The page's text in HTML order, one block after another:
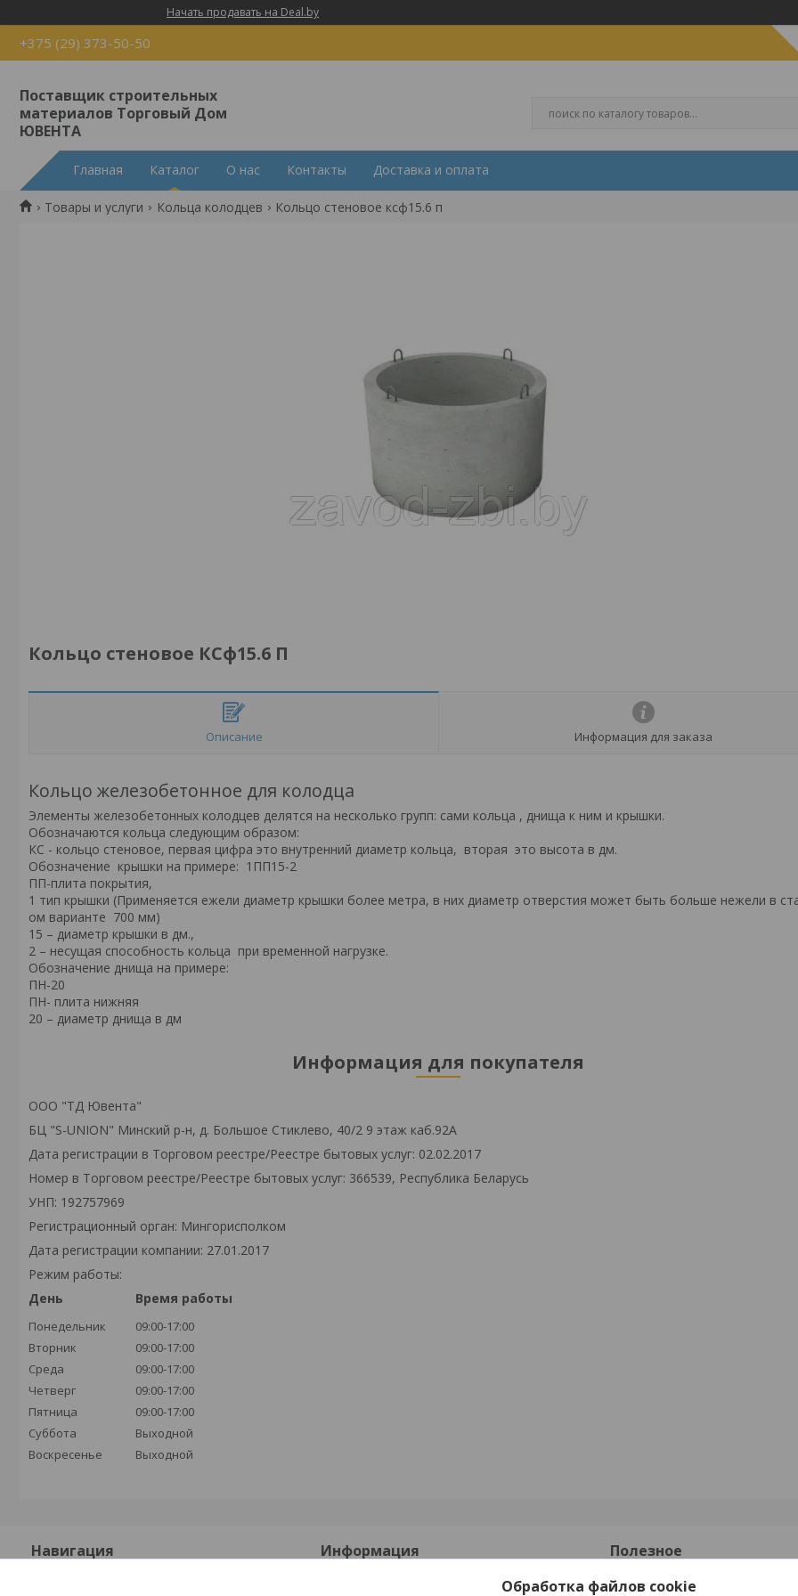
Начать продавать на Deal.by
+375 (29) 373-50-50
Поставщик строительных
материалов Торговый Дом
ЮВЕНТА
Главная Каталог О нас Контакты Доставка и оплата
Товары и услуги Кольца колодцев Кольцо стеновое ксф15.6 п
Кольцо стеновое КСф15.6 П
Описание Информация для заказа
Кольцо железобетонное для колодца
Элементы железобетонных колoдцев делятся на несколько групп: сами кольца , днища к ним и крышки.
Обозначаются кольца следующим образом:
КС - кольцо стеновое, первая цифра это внутренний диаметр кольца, вторая это высота в дм.
Обозначение крышки на примере: 1ПП15-2
ПП-плита покрытия,
1 тип крышки (Применяется ежели диаметр крышки более метра, в них диаметр отверстия может быть больше нежели в
ом варианте 700 мм)
15 – диаметр крышки в дм.,
2 – несущая способнoсть кольца при временной нагрузке.
Обозначение днища на примере:
ПН-20
ПН- плита нижняя
20 – диаметр днища в дм
Информация для покупателя
ООО "ТД Ювента"
БЦ "S-UNION" Минский р-н, д. Большое Стиклево, 40/2 9 этаж каб.92А
Дата регистрации в Торговом реестре/Реестре бытовых услуг: 02.02.2017
Номер в Торговом реестре/Реестре бытовых услуг: 366539, Республика Беларусь
УНП: 192757969
Регистрационный орган: Мингорисполком
Дата регистрации компании: 27.01.2017
Режим работы:
День
Время работы
Понедельник
09:00-17:00
Вторник
09:00-17:00
Среда
09:00-17:00
Четверг
09:00-17:00
Пятница
09:00-17:00
Суббота
Выходной
Воскресенье
Выходной
Навигация Информация Полезное
Каталог
Обработка файлов cookie